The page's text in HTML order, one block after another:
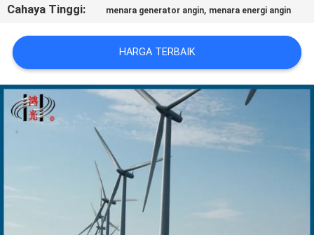
BERITA
PERMINTAAN
PENAWARAN
KEBIJAKAN
Cahaya Tinggi: menara generator angin, menara energi angin
HARGA TERBAIK